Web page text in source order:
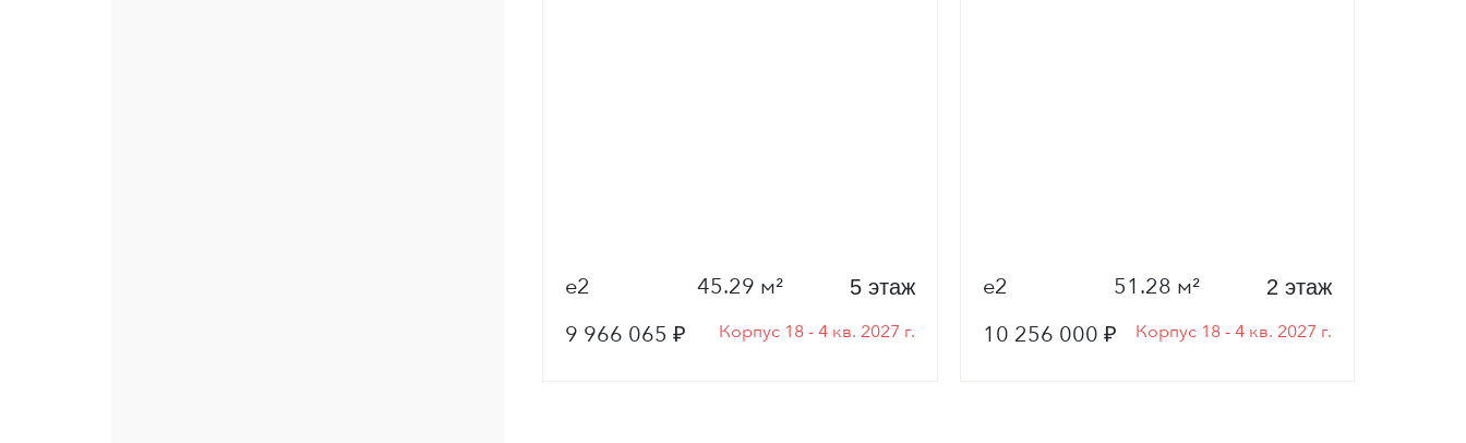
е2 45.29 м² 5 этаж
9 966 065 ₽ Корпус 18 - 4 кв. 2027 г.
е2 51.28 м² 2 этаж
10 256 000 ₽ Корпус 18 - 4 кв. 2027 г.